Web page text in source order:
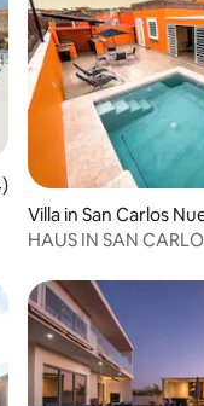
Bewertung: 4,92
Villa in San Carlos
mas
HAUS IN SAN